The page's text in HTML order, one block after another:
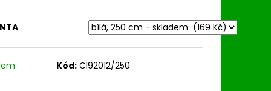
Kód: CI92012/250